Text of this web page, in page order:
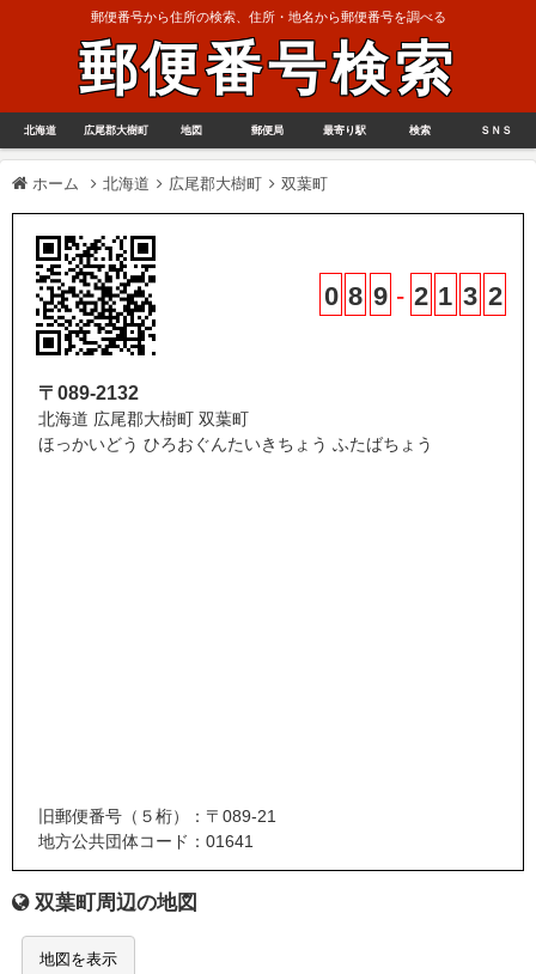
郵便番号から住所の検索、住所・地名から郵便番号を調べる
郵便番号検索
北海道 広尾郡大樹町 地図 郵便局 最寄り駅 検索 ＳＮＳ
ホーム 北海道 広尾郡大樹町 双葉町
0 8 9 - 2 1 3 2
〒089-2132
北海道 広尾郡大樹町 双葉町
ほっかいどう ひろおぐんたいきちょう ふたばちょう
旧郵便番号（５桁）：〒089-21
地方公共団体コード：01641
双葉町周辺の地図
地図を表示